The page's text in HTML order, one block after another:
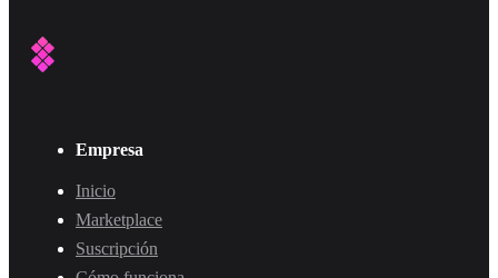
Empresa
Inicio
Marketplace
Suscripción